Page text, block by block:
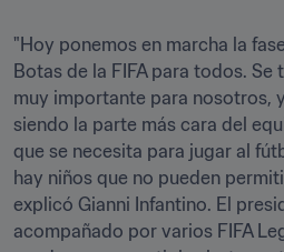
"Hoy ponemos en marcha la
Botas de la FIFA para todos.
muy importante para nosotros,
siendo la parte más cara del
que se necesita para jugar al
hay niños que no pueden
explicó Gianni Infantino. El
acompañado por varios FIFA